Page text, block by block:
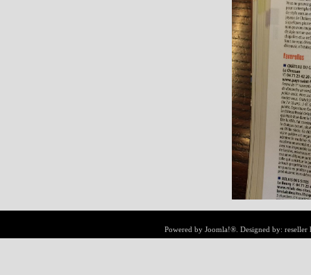
Powered by Joomla!® . Designed by: reseller